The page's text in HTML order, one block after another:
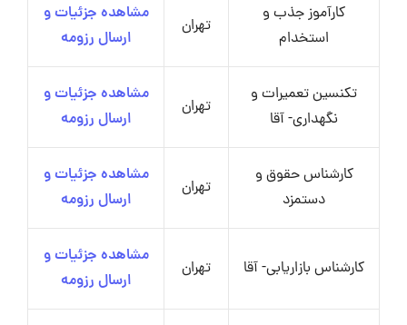
کارآموز جذب و
استخدام
تهران
مشاهده جزئیات و
ارسال رزومه
تکنسین تعمیرات و
نگهداری- آقا
تهران
مشاهده جزئیات و
ارسال رزومه
کارشناس حقوق و
دستمزد
تهران
مشاهده جزئیات و
ارسال رزومه
کارشناس بازاریابی- آقا تهران
مشاهده جزئیات و
ارسال رزومه